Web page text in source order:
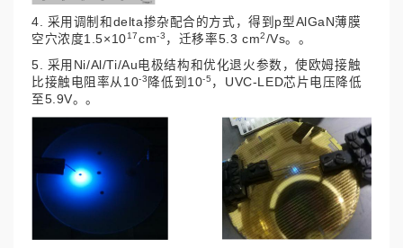
4. 采用调制和delta掺杂配合的方式，得到p型AlGaN薄膜
空穴浓度1.5×1017cm-3 ，迁移率5.3 cm2/Vs。。
5. 采用Ni/Al/Ti/Au电极结构和优化退火参数，使欧姆接触
比接触电阻率从10-3 降低到10-5 ，UVC-LED芯片电压降低
至5.9V。。